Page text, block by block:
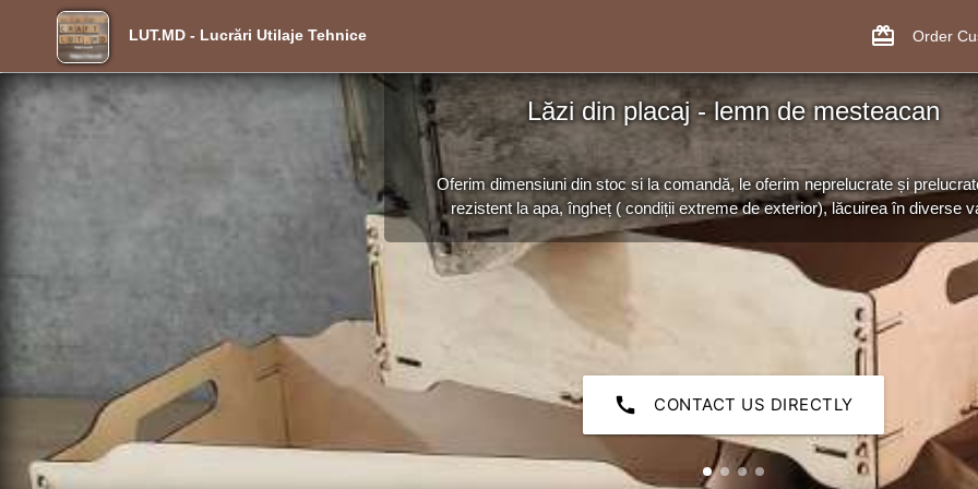
LUT.MD - Lucrări Utilaje Tehnice card_giftcard Order
call CONTACT US DIRECTLY
Lăzi din placaj - lemn de mesteacan
Oferim dimensiuni din stoc si la comandă, le oferim neprelucrate și
rezistent la apa, îngheț ( condiții extreme de exterior), lăcuirea în diverse